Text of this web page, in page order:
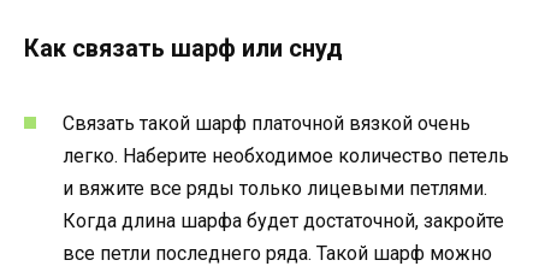
Как связать шарф или снуд
Связать такой шарф платочной вязкой очень
легко. Наберите необходимое количество петель
и вяжите все ряды только лицевыми петлями.
Когда длина шарфа будет достаточной, закройте
все петли последнего ряда. Такой шарф можно